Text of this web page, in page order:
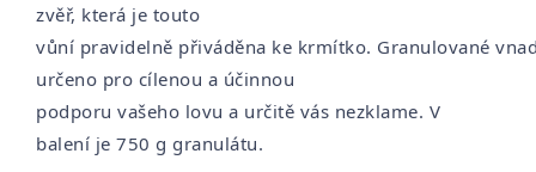
zvěř, která je touto
vůní pravidelně přiváděna ke krmítko. Granulované
určeno pro cílenou a účinnou
podporu vašeho lovu a určitě vás nezklame. V
balení je 750 g granulátu.